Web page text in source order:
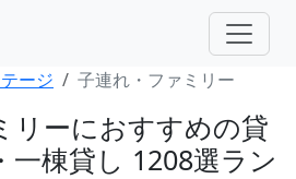
ージ 子連れ・ファミリー
リーにおすすめの貸
一棟貸し 1208選ラン